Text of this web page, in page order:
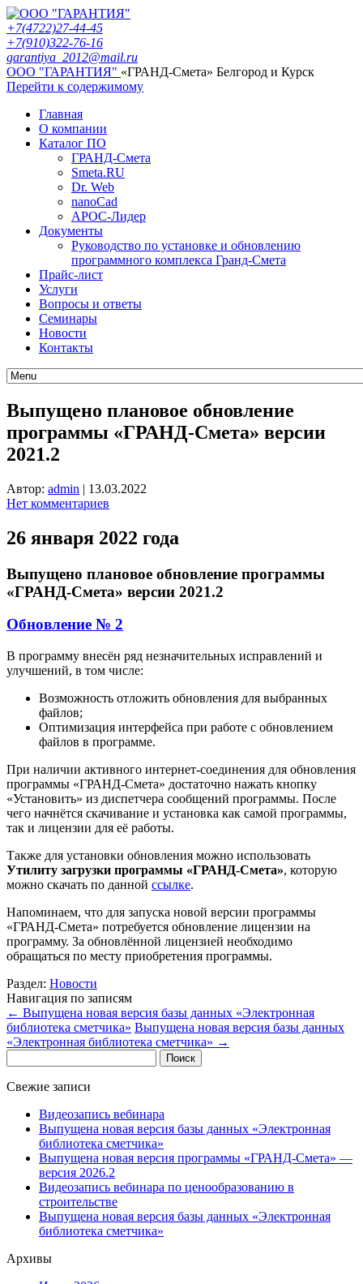
+7(4722)27-44-45
+7(910)322-76-16
garantiya_2012@mail.ru
ООО "ГАРАНТИЯ" «ГРАНД-Смета» Белгород и Курск
Перейти к содержимому
Главная
О компании
Каталог ПО
ГРАНД-Смета
Smeta.RU
Dr. Web
nanoCad
АРОС-Лидер
Документы
Руководство по установке и обновлению
программного комплекса Гранд-Смета
Прайс-лист
Услуги
Вопросы и ответы
Семинары
Новости
Контакты
Выпущено плановое обновление
программы «ГРАНД-Смета» версии
2021.2
Автор: admin | 13.03.2022
Нет комментариев
26 января 2022 года
Выпущено плановое обновление программы
«ГРАНД-Смета» версии 2021.2
Обновление № 2
В программу внесён ряд незначительных исправлений и
улучшений, в том числе:
Возможность отложить обновления для выбранных
файлов;
Оптимизация интерфейса при работе с обновлением
файлов в программе.
При наличии активного интернет-соединения для обновления
программы «ГРАНД-Смета» достаточно нажать кнопку
«Установить» из диспетчера сообщений программы. После
чего начнётся скачивание и установка как самой программы,
так и лицензии для её работы.
Также для установки обновления можно использовать
Утилиту загрузки программы «ГРАНД-Смета», которую
можно скачать по данной ссылке.
Напоминаем, что для запуска новой версии программы
«ГРАНД-Смета» потребуется обновление лицензии на
программу. За обновлённой лицензией необходимо
обращаться по месту приобретения программы.
Раздел: Новости
Навигация по записям
← Выпущена новая версия базы данных «Электронная
библиотека сметчика» Выпущена новая версия базы данных
«Электронная библиотека сметчика» →
Свежие записи
Видеозапись вебинара
Выпущена новая версия базы данных «Электронная
библиотека сметчика»
Выпущена новая версия программы «ГРАНД-Смета» —
версия 2026.2
Видеозапись вебинара по ценообразованию в
строительстве
Выпущена новая версия базы данных «Электронная
библиотека сметчика»
Архивы